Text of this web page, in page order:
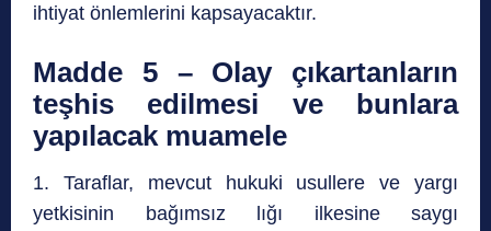
ihtiyat önlemlerini kapsayacaktır.
Madde 5 – Olay çıkartanların
teşhis edilmesi ve bunlara
yapılacak muamele
1. Taraflar, mevcut hukuki usullere ve yargı
yetkisinin bağımsız lığı ilkesine saygı